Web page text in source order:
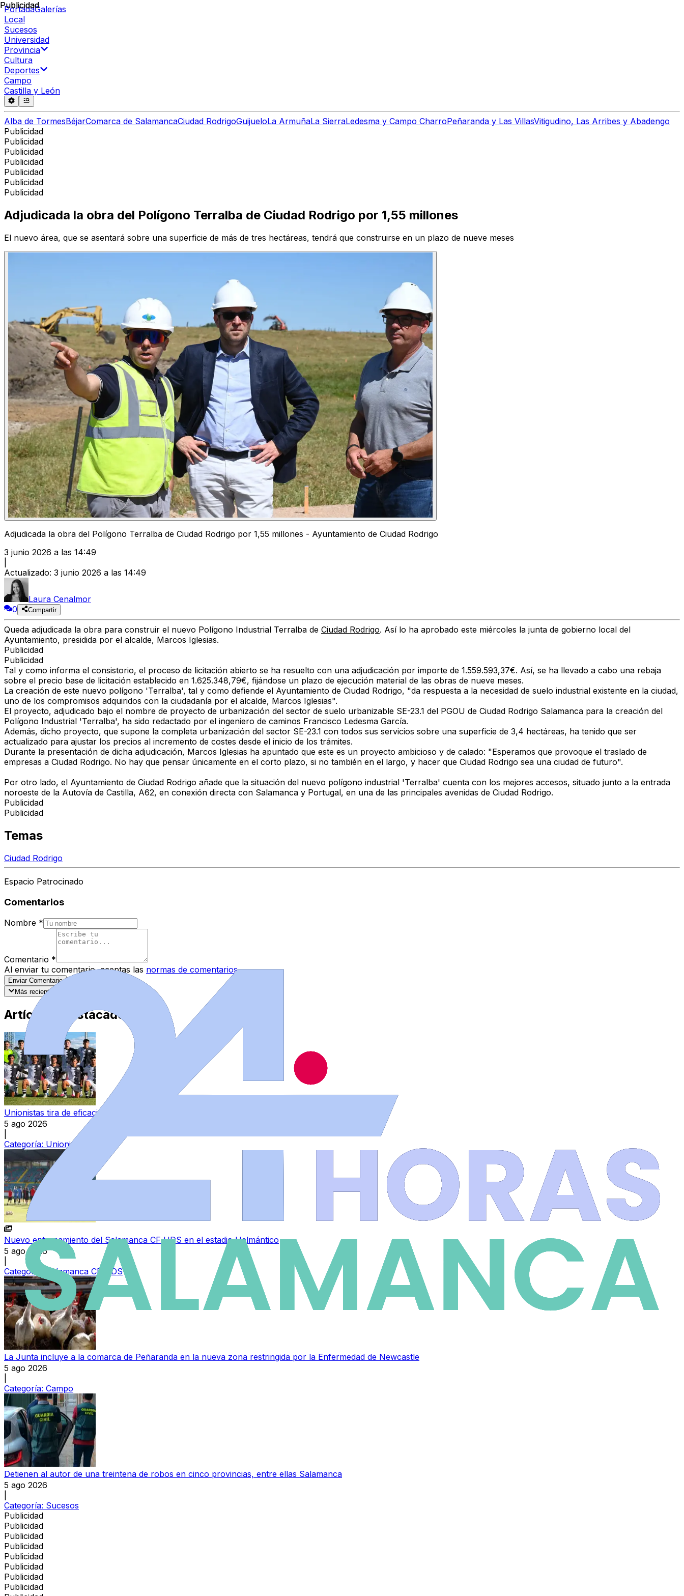
PortadaGalerías
Local
Sucesos
Universidad
Provincia
Cultura
Deportes
Campo
Castilla y León
Alba de TormesBéjarComarca de SalamancaCiudad RodrigoGuijueloLa ArmuñaLa SierraLedesma y Campo CharroPeñaranda y Las VillasVitigudino, Las Arribes y Abadengo
Publicidad
Publicidad
Publicidad
Publicidad
Publicidad
Publicidad
Publicidad
Publicidad
Adjudicada la obra del Polígono Terralba de Ciudad Rodrigo por 1,55 millones
El nuevo área, que se asentará sobre una superficie de más de tres hectáreas, tendrá que construirse en un plazo de nueve meses
Adjudicada la obra del Polígono Terralba de Ciudad Rodrigo por 1,55 millones - Ayuntamiento de Ciudad Rodrigo
3 junio 2026 a las 14:49
Actualizado: 3 junio 2026 a las 14:49
Laura Cenalmor
0
Compartir
Queda adjudicada la obra para construir el nuevo Polígono Industrial Terralba de Ciudad Rodrigo. Así lo ha aprobado este miércoles la junta de gobierno local del
Ayuntamiento, presidida por el alcalde, Marcos Iglesias.
Publicidad
Publicidad
Tal y como informa el consistorio, el proceso de licitación abierto se ha resuelto con una adjudicación por importe de 1.559.593,37€. Así, se ha llevado a cabo una rebaja
sobre el precio base de licitación establecido en 1.625.348,79€, fijándose un plazo de ejecución material de las obras de nueve meses.
La creación de este nuevo polígono 'Terralba', tal y como defiende el Ayuntamiento de Ciudad Rodrigo, "da respuesta a la necesidad de suelo industrial existente en la ciudad,
uno de los compromisos adquiridos con la ciudadanía por el alcalde, Marcos Iglesias".
El proyecto, adjudicado bajo el nombre de proyecto de urbanización del sector de suelo urbanizable SE-23.1 del PGOU de Ciudad Rodrigo Salamanca para la creación del
Polígono Industrial 'Terralba', ha sido redactado por el ingeniero de caminos Francisco Ledesma García.
Además, dicho proyecto, que supone la completa urbanización del sector SE-23.1 con todos sus servicios sobre una superficie de 3,4 hectáreas, ha tenido que ser
actualizado para ajustar los precios al incremento de costes desde el inicio de los trámites.
Durante la presentación de dicha adjudicación, Marcos Iglesias ha apuntado que este es un proyecto ambicioso y de calado: "Esperamos que provoque el traslado de
empresas a Ciudad Rodrigo. No hay que pensar únicamente en el corto plazo, si no también en el largo, y hacer que Ciudad Rodrigo sea una ciudad de futuro".
Por otro lado, el Ayuntamiento de Ciudad Rodrigo añade que la situación del nuevo polígono industrial 'Terralba' cuenta con los mejores accesos, situado junto a la entrada
noroeste de la Autovía de Castilla, A62, en conexión directa con Salamanca y Portugal, en una de las principales avenidas de Ciudad Rodrigo.
Publicidad
Publicidad
Temas
Ciudad Rodrigo
Espacio Patrocinado
Comentarios
Nombre *
Comentario *
Al enviar tu comentario, aceptas las normas de comentarios.
Enviar Comentario
Más recientes
Artículos Destacados
Unionistas tira de eficacia en el amistoso ante la Ponferradina
5 ago 2026
Categoría: Unionistas CF
Nuevo entrenamiento del Salamanca CF UDS en el estadio Helmántico
5 ago 2026
Categoría:
Salamanca CF UDS
La Junta incluye a la comarca de Peñaranda en la nueva zona restringida por la Enfermedad de Newcastle
5 ago 2026
Categoría: Campo
Detienen al autor de una treintena de robos en cinco provincias, entre ellas Salamanca
5 ago 2026
Categoría: Sucesos
Publicidad
Publicidad
Publicidad
Publicidad
Publicidad
Publicidad
Publicidad
Publicidad
Publicidad